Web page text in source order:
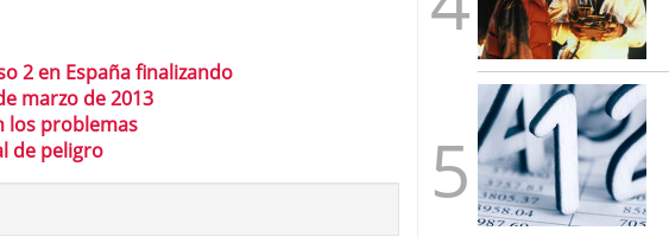
2 en España finalizando
marzo de 2013
los problemas
de peligro